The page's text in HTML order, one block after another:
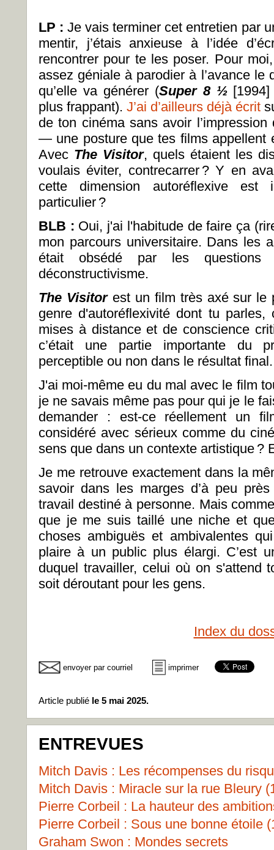
LP :Je vais terminer cet entretien par
mentir, j’étais anxieuse à l’idée
rencontrer pour te les poser. Pour
assez géniale à parodier à l’avance le
qu’elle va générer (Super 8 ½
plus frappant).J’ai d’ailleurs déjà écrit
de ton cinéma sans avoir l’impression
— une posture que tes films appellent
Avec The Visitor, quels étaient les
voulais éviter, contrecarrer ? Y en
cette dimension autoréflexive
particulier ?
BLB : Oui, j'ai l'habitude de faire ça
mon parcours universitaire. Dans les
était obsédé par les questions
déconstructivisme.
The Visitor est un film très axé sur le
genre d'autoréflexivité dont tu
mises à distance et de conscience
c’était une partie importante du
perceptible ou non dans le résultat final.
J'ai moi-même eu du mal avec le film
je ne savais même pas pour qui je le
demander : est-ce réellement un
considéré avec sérieux comme du
sens que dans un contexte artistique ?
Je me retrouve exactement dans la
savoir dans les marges d’à peu
travail destiné à personne. Mais
que je me suis taillé une niche et
choses ambiguës et ambivalentes
plaire à un public plus élargi. C’est
duquel travailler, celui où on s'attend
soit déroutant pour les gens.
Index du
envoyer par courriel imprimer
Article publié le 5 mai 2025.
ENTREVUES
Mitch Davis : Les récompenses du
Mitch Davis : Miracle sur la rue Bleury
Pierre Corbeil : La hauteur des
Pierre Corbeil : Sous une bonne étoile
Graham Swon : Mondes secrets